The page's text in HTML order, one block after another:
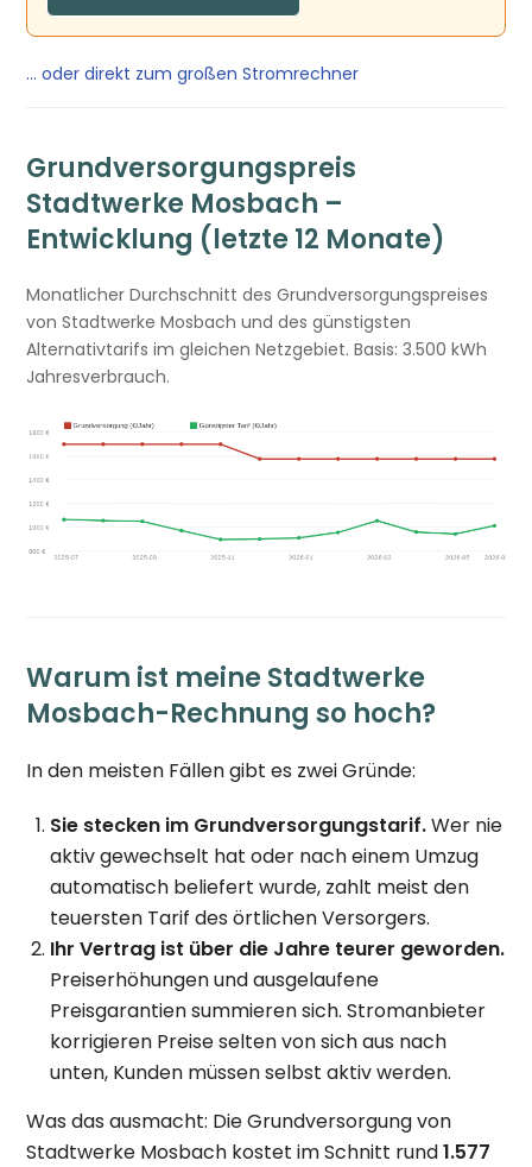
… oder direkt zum großen Stromrechner
Grundversorgungspreis
Stadtwerke Mosbach –
Entwicklung (letzte 12 Monate)
Monatlicher Durchschnitt des Grundversorgungspreises
von Stadtwerke Mosbach und des günstigsten
Alternativtarifs im gleichen Netzgebiet. Basis: 3.500 kWh
Jahresverbrauch.
Warum ist meine Stadtwerke
Mosbach-Rechnung so hoch?
In den meisten Fällen gibt es zwei Gründe:
Sie stecken im Grundversorgungstarif.Wer nie
aktiv gewechselt hat oder nach einem Umzug
automatisch beliefert wurde, zahlt meist den
teuersten Tarif des örtlichen Versorgers.
Ihr Vertrag ist über die Jahre teurer geworden.
Preiserhöhungen und ausgelaufene
Preisgarantien summieren sich. Stromanbieter
korrigieren Preise selten von sich aus nach
unten, Kunden müssen selbst aktiv werden.
Was das ausmacht: Die Grundversorgung von
Stadtwerke Mosbach kostet im Schnitt rund1.577